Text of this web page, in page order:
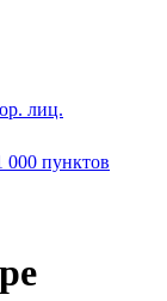
лиц.
000 пунктов